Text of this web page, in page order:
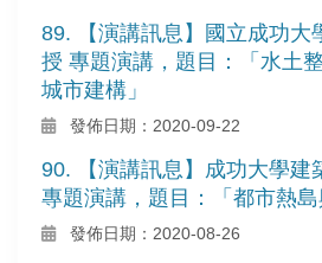
89. 【演講訊息】國立成功大
授 專題演講，題目：「水土
城市建構」
發佈日期：2020-09-22
90. 【演講訊息】成功大學建
專題演講，題目：「都市熱島
發佈日期：2020-08-26